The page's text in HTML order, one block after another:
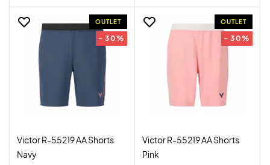
OUTLET
- 30%
Victor R-55219 AA Shorts
Navy
OUTLET
- 30%
Victor R-55219 AA Shorts
Pink